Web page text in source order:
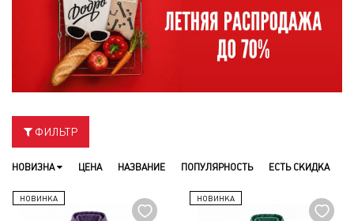
ФИЛЬТР
НОВИЗНА ЦЕНА НАЗВАНИЕ ПОПУЛЯРНОСТЬ ЕСТЬ СКИДКА
НОВИНКА НОВИНКА